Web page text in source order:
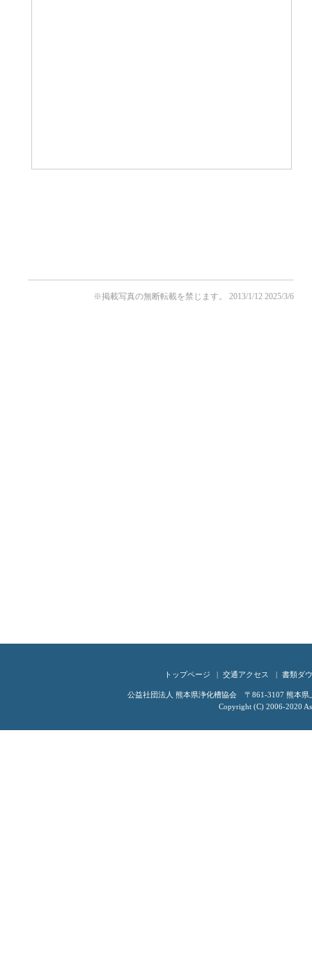
※掲載写真の無断転載を禁じます。 2013/1/12 2025/3/6
トップページ 交通アクセス 書類ダ
公益社団法人 熊本県浄化槽協会 〒861-3107 熊本
Copyright (C) 2006-2020